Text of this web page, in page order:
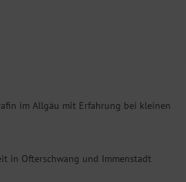
im Allgäu mit Erfahrung bei kleinen
in Ofterschwang und Immenstadt